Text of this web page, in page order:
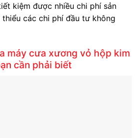
kiệm được nhiều chi phí sản
các chi phí đầu tư không
máy cưa xương vỏ hộp kim
cần phải biết